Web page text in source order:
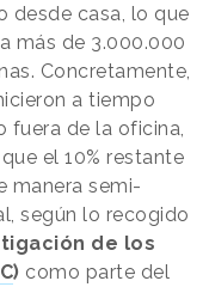
desde casa, lo que
más de 3.000.000
Concretamente,
a tiempo
fuera de la oficina,
el 10% restante
manera semi-
según lo recogido
de los
) como parte del